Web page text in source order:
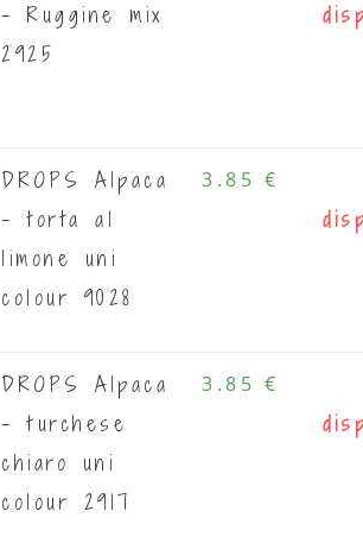
- Ruggine mix
2925
DROPS Alpaca
- torta al
limone uni
colour 9028
3.85 €
DROPS Alpaca
- turchese
chiaro uni
colour 2917
3.85 €